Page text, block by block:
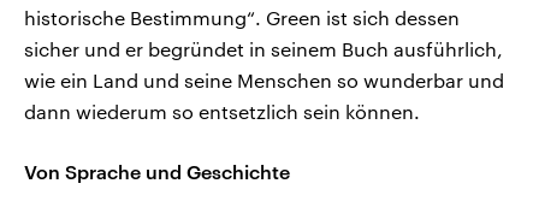
historische Bestimmung“. Green ist sich dessen
sicher und er begründet in seinem Buch ausführlich,
wie ein Land und seine Menschen so wunderbar und
dann wiederum so entsetzlich sein können.
Von Sprache und Geschichte